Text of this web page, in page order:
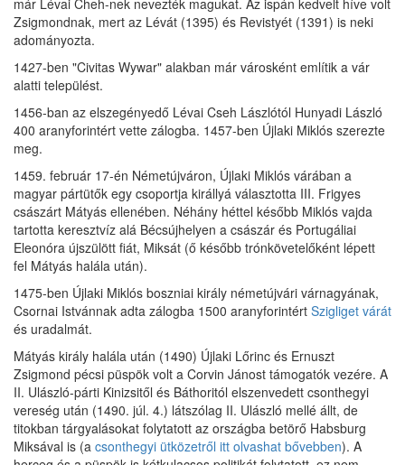
Zsigmondnak, mert az Lévát (1395) és Revistyét (1391) is neki
adományozta.
1427-ben "Civitas Wywar" alakban már városként említik a vár
alatti települést.
1456-ban az elszegényedő Lévai Cseh Lászlótól Hunyadi László
400 aranyforintért vette zálogba. 1457-ben Újlaki Miklós szerezte
meg.
1459. február 17-én Németújváron, Újlaki Miklós várában a
magyar pártütők egy csoportja királlyá választotta III. Frigyes
császárt Mátyás ellenében. Néhány héttel később Miklós vajda
tartotta keresztvíz alá Bécsújhelyen a császár és Portugáliai
Eleonóra újszülött ﬁát, Miksát (ő később trónkövetelőként lépett
fel Mátyás halála után).
1475-ben Újlaki Miklós boszniai király németújvári várnagyának,
Csornai Istvánnak adta zálogba 1500 aranyforintért Szigliget várát
és uradalmát.
Mátyás király halála után (1490) Újlaki Lőrinc és Ernuszt
Zsigmond pécsi püspök volt a Corvin Jánost támogatók vezére. A
II. Ulászló-párti Kinizsitől és Báthoritól elszenvedett csonthegyi
vereség után (1490. júl. 4.) látszólag II. Ulászló mellé állt, de
titokban tárgyalásokat folytatott az országba betörő Habsburg
Miksával is (a csonthegyi ütközetről itt olvashat bővebben). A